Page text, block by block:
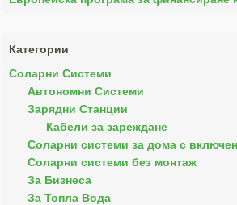
Категории
Соларни Системи
Автономни Системи
Зарядни Станции
Кабели за зареждане
Соларни системи за дома с
Соларни системи без монтаж
За Бизнеса
За Топла Вода